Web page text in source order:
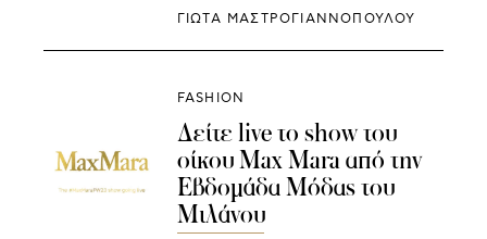
ΓΙΩΤΑ ΜΑΣΤΡΟΓΙΑΝΝΟΠΟΥΛΟΥ
FASHION
Δείτε live το show του
οίκου Max Mara από την
Εβδομάδα Μόδας του
Μιλάνου